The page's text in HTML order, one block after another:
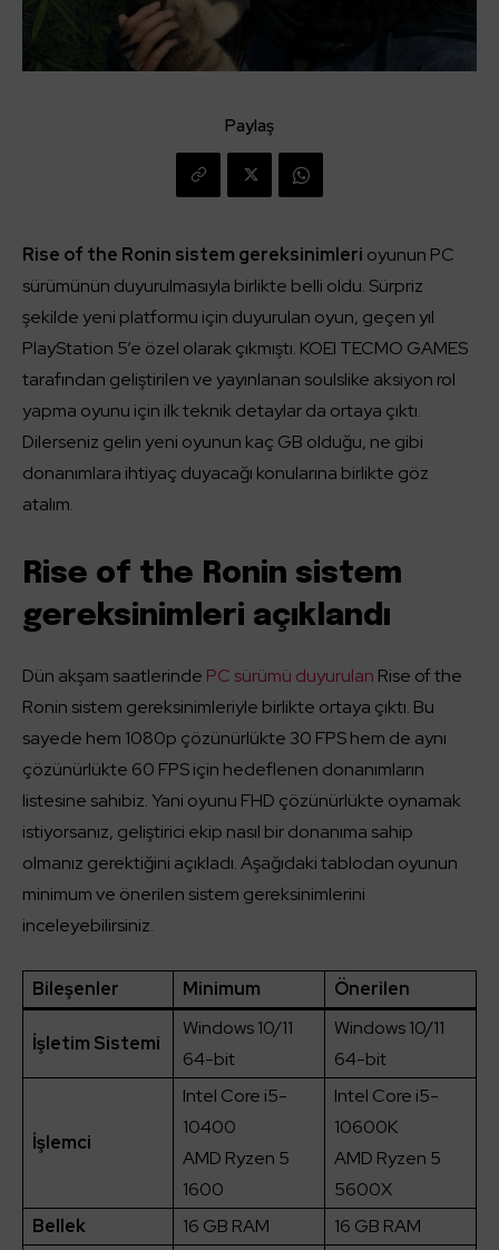
Paylaş
Rise of the Ronin sistem gereksinimleri oyunun PC
sürümünün duyurulmasıyla birlikte belli oldu. Sürpriz
şekilde yeni platformu için duyurulan oyun, geçen yıl
PlayStation 5’e özel olarak çıkmıştı. KOEI TECMO GAMES
tarafından geliştirilen ve yayınlanan soulslike aksiyon rol
yapma oyunu için ilk teknik detaylar da ortaya çıktı.
Dilerseniz gelin yeni oyunun kaç GB olduğu, ne gibi
donanımlara ihtiyaç duyacağı konularına birlikte göz
atalım.
Rise of the Ronin sistem
gereksinimleri açıklandı
Dün akşam saatlerinde PC sürümü duyurulan Rise of the
Ronin sistem gereksinimleriyle birlikte ortaya çıktı. Bu
sayede hem 1080p çözünürlükte 30 FPS hem de aynı
çözünürlükte 60 FPS için hedeflenen donanımların
listesine sahibiz. Yani oyunu FHD çözünürlükte oynamak
istiyorsanız, geliştirici ekip nasıl bir donanıma sahip
olmanız gerektiğini açıkladı. Aşağıdaki tablodan oyunun
minimum ve önerilen sistem gereksinimlerini
inceleyebilirsiniz.
Bileşenler Minimum Önerilen
İşletim Sistemi
Windows 10/11
64-bit
Windows 10/11
64-bit
İşlemci
Intel Core i5-
10400
AMD Ryzen 5
1600
Intel Core i5-
10600K
AMD Ryzen 5
5600X
Bellek
16 GB RAM 16 GB RAM